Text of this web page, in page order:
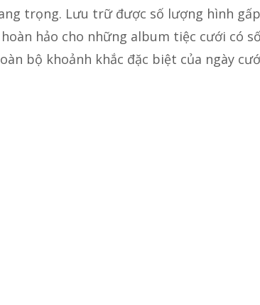
trọng. Lưu trữ được số lượng hình
hảo cho những album tiệc cưới có
bộ khoảnh khắc đặc biệt của ngày